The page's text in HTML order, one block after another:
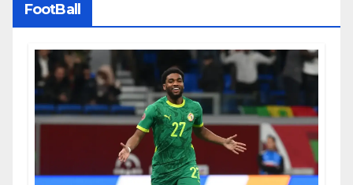
FootBall